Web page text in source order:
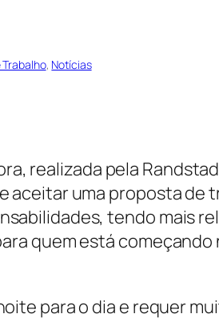
, Notícias
realizada pela
uma proposta de
tendo mais
quem está
para o dia e requer